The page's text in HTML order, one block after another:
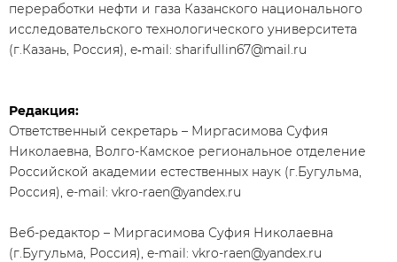
переработки нефти и газа Казанского национального
исследовательского технологического университета
(г.Казань, Россия), e‑mail: sharifullin67@mail.ru
Редакция:
Ответственный секретарь – Миргасимова Суфия
Николаевна, Волго-Камское региональное отделение
Российской академии естественных наук (г.Бугульма,
Россия), e-mail: vkro-raen@yandex.ru
Веб-редактор – Миргасимова Суфия Николаевна
(г.Бугульма, Россия), e-mail: vkro-raen@yandex.ru